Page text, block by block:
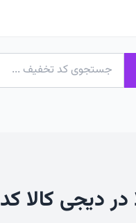
دیجی کالا کد